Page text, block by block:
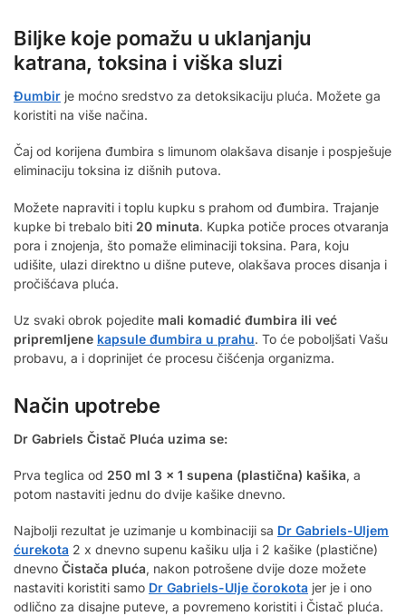
Biljke koje pomažu u uklanjanju
katrana, toksina i viška sluzi
Đumbir je moćno sredstvo za detoksikaciju pluća. Možete ga
koristiti na više načina.
Čaj od korijena đumbira s limunom olakšava disanje i pospješuje
eliminaciju toksina iz dišnih putova.
Možete napraviti i toplu kupku s prahom od đumbira. Trajanje
kupke bi trebalo biti 20 minuta. Kupka potiče proces otvaranja
pora i znojenja, što pomaže eliminaciji toksina. Para, koju
udišite, ulazi direktno u dišne puteve, olakšava proces disanja i
pročišćava pluća.
Uz svaki obrok pojedite mali komadić đumbira ili već
pripremljene kapsule đumbira u prahu. To će poboljšati Vašu
probavu, a i doprinijet će procesu čišćenja organizma.
Način upotrebe
Dr Gabriels Čistač Pluća uzima se:
Prva teglica od 250 ml 3 x 1 supena (plastična) kašika, a
potom nastaviti jednu do dvije kašike dnevno.
Najbolji rezultat je uzimanje u kombinaciji sa Dr Gabriels-Uljem
ćurekota 2 x dnevno supenu kašiku ulja i 2 kašike (plastične)
dnevno Čistača pluća, nakon potrošene dvije doze možete
nastaviti koristiti samo Dr Gabriels-Ulje čorokota jer je i ono
odlično za disajne puteve, a povremeno koristiti i Čistač pluća.